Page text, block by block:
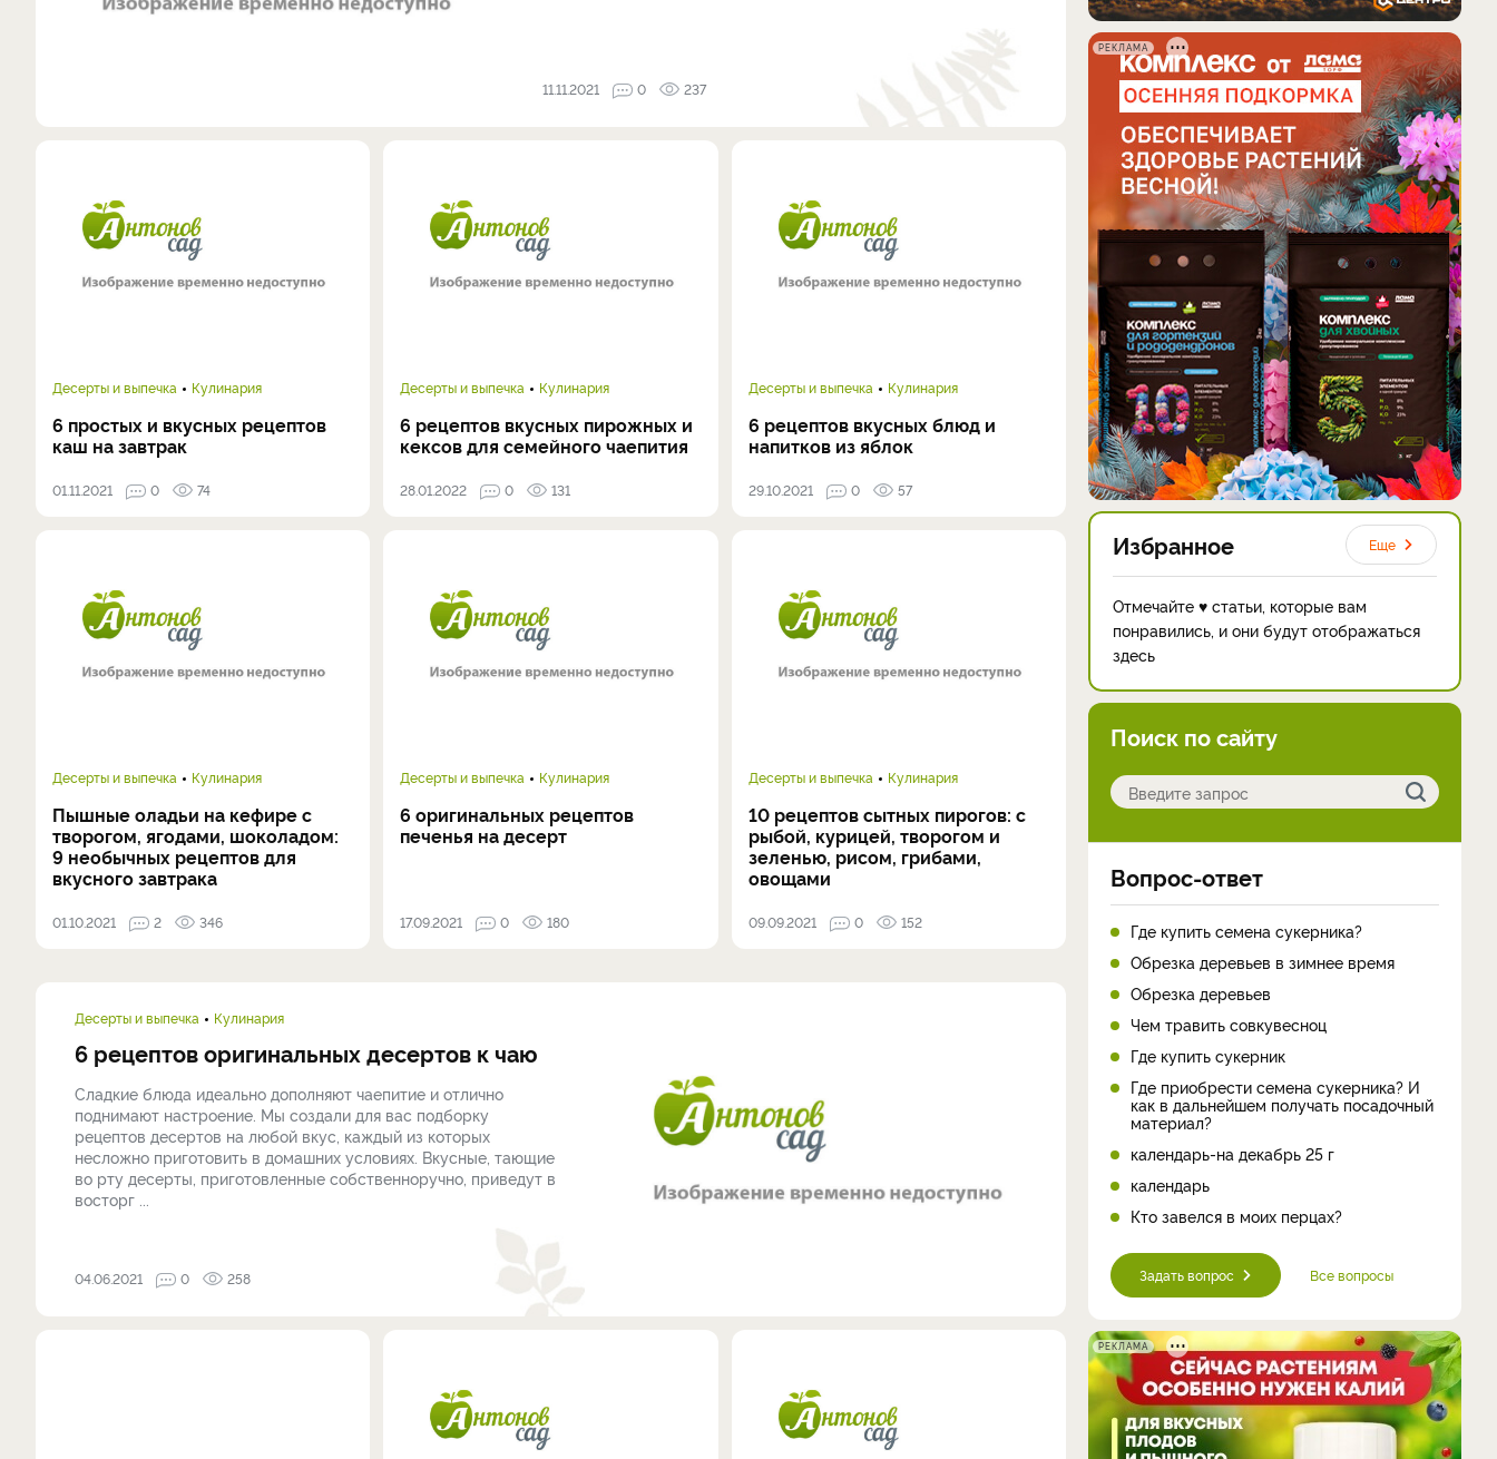
11.11.2021 0 237
Десерты и выпечка Кулинария
6 простых и вкусных рецептов
каш на завтрак
01.11.2021 0 74
Десерты и выпечка Кулинария
6 рецептов вкусных пирожных и
кексов для семейного чаепития
28.01.2022 0 131
Десерты и выпечка Кулинария
6 рецептов вкусных блюд и
напитков из яблок
29.10.2021 0 57
Десерты и выпечка Кулинария
Пышные оладьи на кефире с
творогом, ягодами, шоколадом:
9 необычных рецептов для
вкусного завтрака
01.10.2021 2 346
Десерты и выпечка Кулинария
6 оригинальных рецептов
печенья на десерт
17.09.2021 0 180
Десерты и выпечка Кулинария
10 рецептов сытных пирогов: с
рыбой, курицей, творогом и
зеленью, рисом, грибами,
овощами
09.09.2021 0 152
Десерты и выпечка Кулинария
6 рецептов оригинальных десертов к чаю
Сладкие блюда идеально дополняют чаепитие и отлично
поднимают настроение. Мы создали для вас подборку
рецептов десертов на любой вкус, каждый из которых
несложно приготовить в домашних условиях. Вкусные, тающие
во рту десерты, приготовленные собственноручно, приведут в
восторг ...
04.06.2021 0 258
РЕКЛАМА
Избранное Еще
Отмечайте ♥ статьи, которые вам
понравились, и они будут отображаться
здесь
Поиск по сайту
Вопрос-ответ
Где купить семена сукерника?
Обрезка деревьев в зимнее время
Обрезка деревьев
Чем травить совкувесноц
Где купить сукерник
Где приобрести семена сукерника? И
как в дальнейшем получать посадочный
материал?
календарь-на декабрь 25 г
календарь
Кто завелся в моих перцах?
Задать вопрос Все вопросы
РЕКЛАМА